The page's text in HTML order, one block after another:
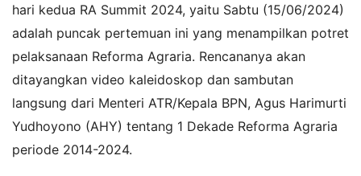
hari kedua RA Summit 2024, yaitu Sabtu (15/06/2024)
adalah puncak pertemuan ini yang menampilkan potret
pelaksanaan Reforma Agraria. Rencananya akan
ditayangkan video kaleidoskop dan sambutan
langsung dari Menteri ATR/Kepala BPN, Agus Harimurti
Yudhoyono (AHY) tentang 1 Dekade Reforma Agraria
periode 2014-2024.